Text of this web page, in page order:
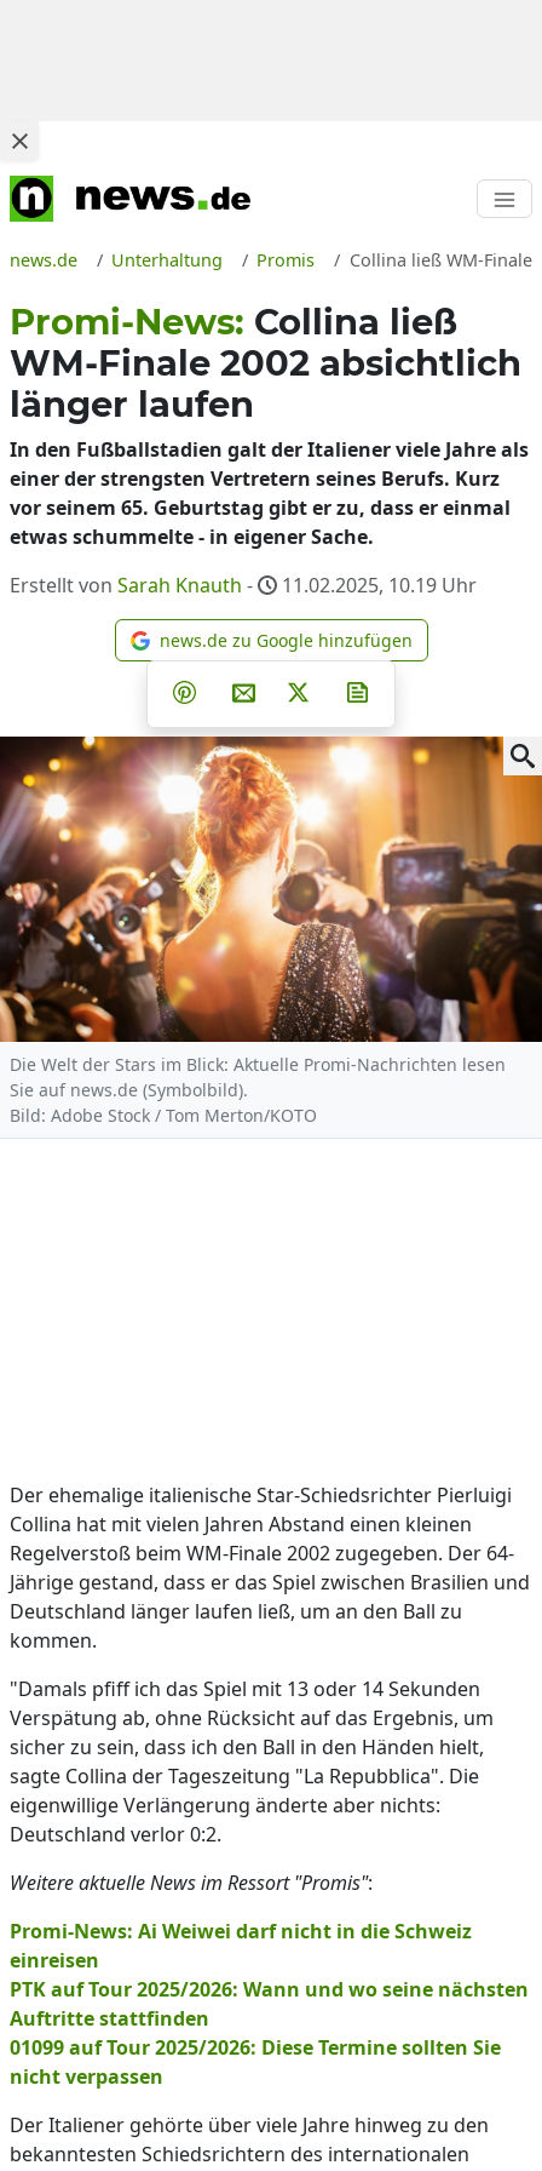
news.de Unterhaltung Promis Collina ließ WM-
Promi-News: Collina ließ
WM-Finale 2002 absichtlich
länger laufen
In den Fußballstadien galt der Italiener viele Jahre als
einer der strengsten Vertretern seines Berufs. Kurz
vor seinem 65. Geburtstag gibt er zu, dass er einmal
etwas schummelte - in eigener Sache.
Erstellt von Sarah Knauth - 11.02.2025, 10.19 Uhr
news.de zu Google
news.de zu Google hinzufügen
Teilen auf Facebook
Teilen auf Whatsapp
Teilen auf Telegram
Teilen auf Pinterest
Per E-Mail teilen
Post auf X
Die Welt der Stars im Blick: Aktuelle Promi-Nachrichten lesen
Sie auf news.de (Symbolbild).
Bild: Adobe Stock / Tom Merton/KOTO
Der ehemalige italienische Star-Schiedsrichter Pierluigi
Collina hat mit vielen Jahren Abstand einen kleinen
Regelverstoß beim WM-Finale 2002 zugegeben. Der 64-
Jährige gestand, dass er das Spiel zwischen Brasilien und
Deutschland länger laufen ließ, um an den Ball zu
kommen.
"Damals pfiff ich das Spiel mit 13 oder 14 Sekunden
Verspätung ab, ohne Rücksicht auf das Ergebnis, um
sicher zu sein, dass ich den Ball in den Händen hielt,
sagte Collina der Tageszeitung "La Repubblica". Die
eigenwillige Verlängerung änderte aber nichts:
Deutschland verlor 0:2.
Weitere aktuelle News im Ressort "Promis":
Promi-News: Ai Weiwei darf nicht in die Schweiz
einreisen
PTK auf Tour 2025/2026: Wann und wo seine nächsten
Auftritte stattfinden
01099 auf Tour 2025/2026: Diese Termine sollten Sie
nicht verpassen
Der Italiener gehörte über viele Jahre hinweg zu den
bekanntesten Schiedsrichtern des internationalen